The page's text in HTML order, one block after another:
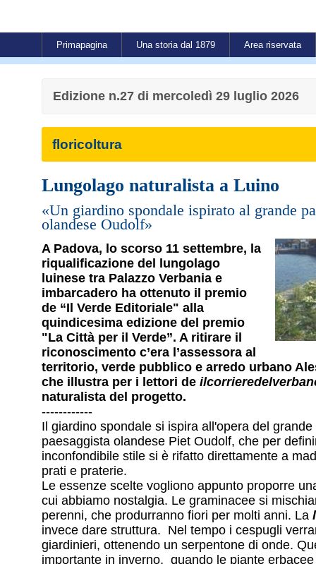
Primapagina Una storia dal 1879 Area riservata
Edizione n.27 di mercoledì 29 luglio 2026
floricoltura
Lungolago naturalista a Luino
«Un giardino spondale ispirato al grande
olandese Oudolf»
A Padova, lo scorso 11 settembre, la
riqualificazione del lungolago
luinese tra Palazzo Verbania e
imbarcadero ha ottenuto il premio
de “Il Verde Editoriale" alla
quindicesima edizione del premio
"La Città per il Verde”. A ritirare il
riconoscimento c’era l’assessora al
territorio, verde pubblico e arredo urbano
che illustra per i lettori de
naturalista del progetto.
------------
Il giardino spondale si ispira all'opera del grande
paesaggista olandese Piet Oudolf, che per
inconfondibile stile si è rifatto direttamente a
prati e praterie.
Le essenze scelte vogliono appunto proporre
cui abbiamo nostalgia. Le graminacee si
perenni, che produrranno fiori per molti anni. La
invece dare struttura. Nel tempo i cespugli
giardinieri, ottenendo un serpentone di onde.
importante in inverno, quando le piante